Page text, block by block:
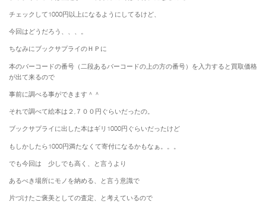
チェックして1000円以上になるようにしてるけど、
今回はどうだろう、、、。
ちなみにブックサプライのＨＰに
本のバーコードの番号（二段あるバーコードの上の方の番号）を入力すると買取価格
が出て来るので
事前に調べる事ができます＾＾
それで調べて絵本は２,７００円ぐらいだったの。
ブックサプライに出した本はギリ1000円ぐらいだったけど
もしかしたら1000円満たなくて寄付になるかもなぁ。。。
でも今回は 少しでも高く、と言うより
あるべき場所にモノを納める、と言う意識で
片づけたご褒美としての査定、と考えているので